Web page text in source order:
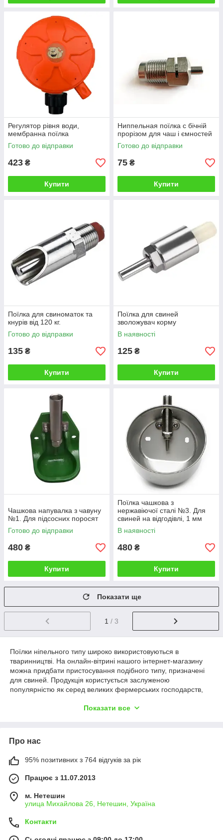
Регулятор рівня води,
мембранна поїлка
Готово до відправки
423 ₴
Купити
Ниппельная поїлка c бічній
прорізом для чаш і ємностей
Готово до відправки
75 ₴
Купити
Поїлка для свиноматок та
кнурів від 120 кг.
Готово до відправки
135 ₴
Купити
Поїлка для свиней
зволожувач корму
В наявності
125 ₴
Купити
Чашкова напувалка з чавуну
№1. Для підсосних поросят
Готово до відправки
480 ₴
Купити
Поїлка чашкова з
нержавіючої сталі №3. Для
свиней на відгодівлі, 1 мм
В наявності
480 ₴
Купити
Показати ще
1 / 3
Поїлки ніпельного типу широко використовуються в
тваринництві. На онлайн-вітрині нашого інтернет-магазину
можна придбати пристосування подібного типу, призначені
для свиней. Продукція користується заслуженою
популярністю як серед великих фермерських господарств,
можна на сайті. Ми також приймаємо заявки по телефону.
Поїлки для свиней різного віку
свиней різного віку і маси. У нас можна придбати
тваринницькі пристосування для тварин масою від 25 кг, а
також поросят.
Представлена в асортименті продукція виготовляється з
пластику та нержавіючої сталі. Вироби з таких матеріалів
Показати все
Про нас
95% позитивних з 764 відгуків за рік
Працює з 11.07.2013
м. Нетешин
улица Михайлова 26, Нетешин, Україна
Контакти